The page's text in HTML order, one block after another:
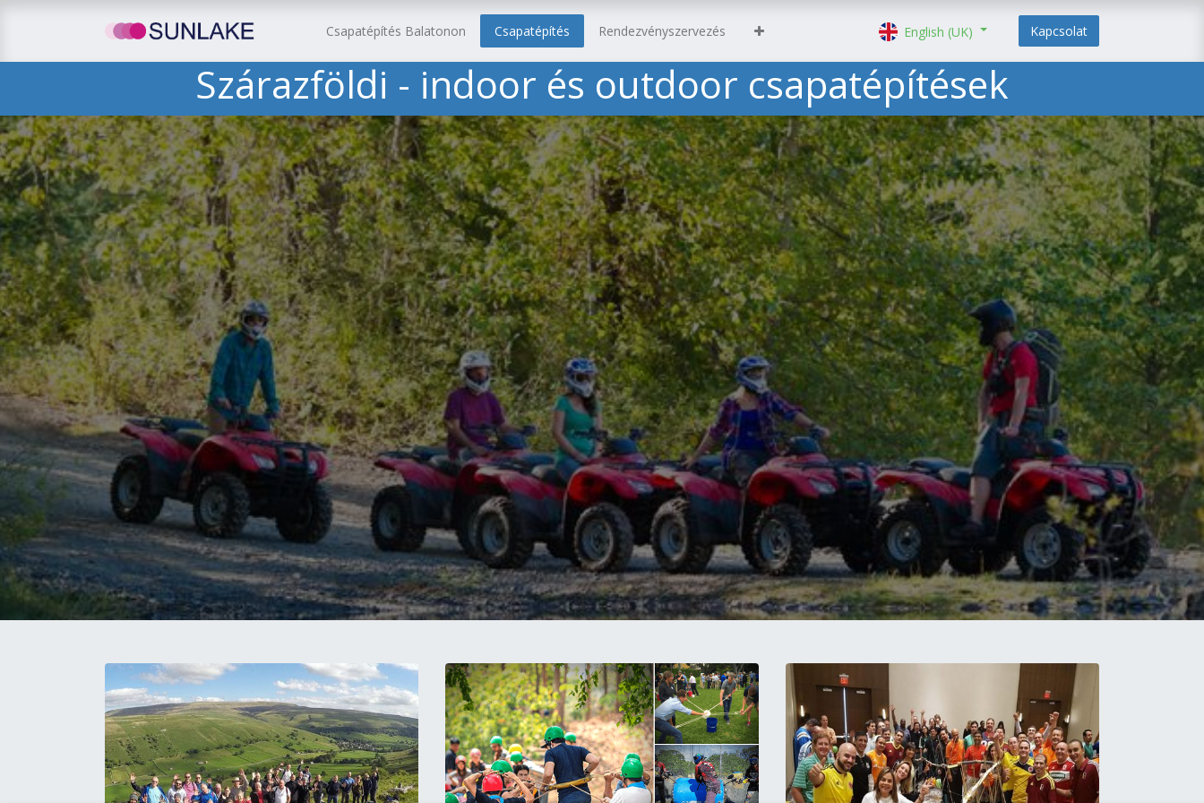
Csapatépítés Balatonon Csapatépítés Rendezvényszervezés English (UK) Kapcsolat
Szárazföldi - indoor és outdoor csapatépítések